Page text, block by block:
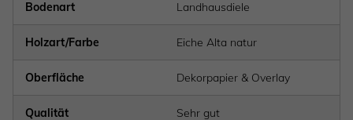
Bodenart Landhausdiele
Holzart/Farbe Eiche Alta natur
Oberfläche Dekorpapier & Overlay
Qualität Sehr gut